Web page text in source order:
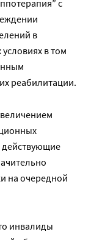
с
в
в том
реабилитации.
действующие
на очередной
инвалиды